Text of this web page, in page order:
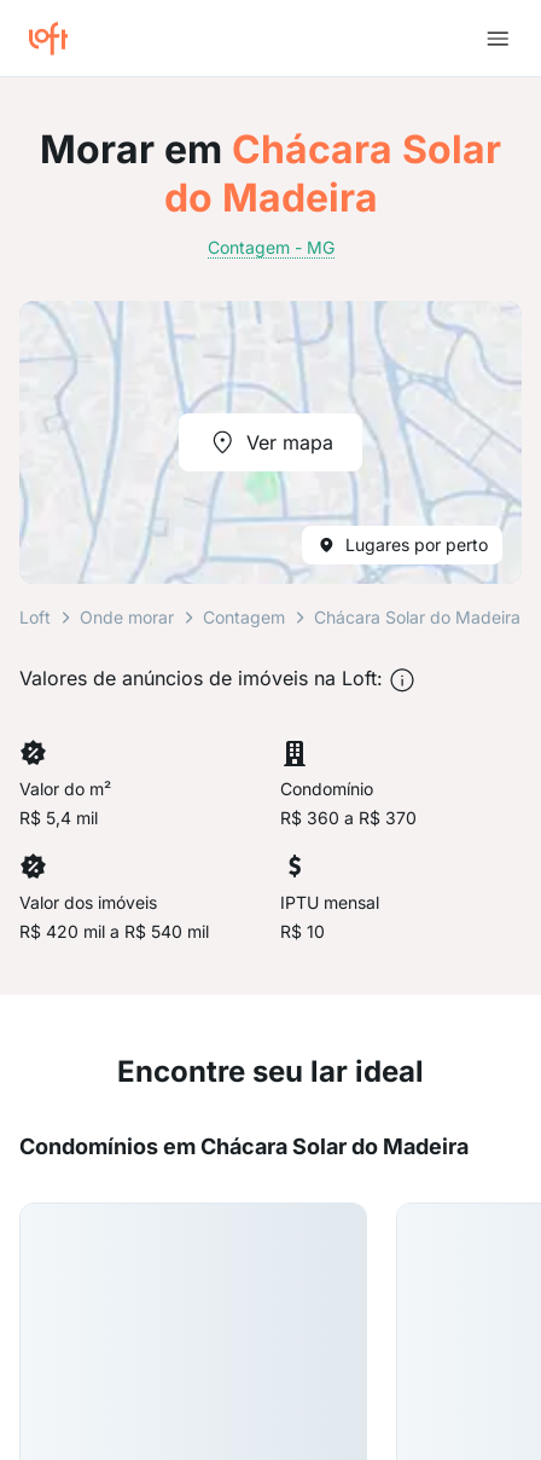
Morar em Chácara Solar
do Madeira
Contagem - MG
Ver mapa
Lugares por perto
Loft Onde morar Contagem Chácara Solar do Madeira
Valores de anúncios de imóveis na Loft:
Valor do m²
R$ 5,4 mil
Condomínio
R$ 360 a R$ 370
Valor dos imóveis
R$ 420 mil a R$ 540 mil
IPTU mensal
R$ 10
Encontre seu lar ideal
Condomínios em Chácara Solar do Madeira